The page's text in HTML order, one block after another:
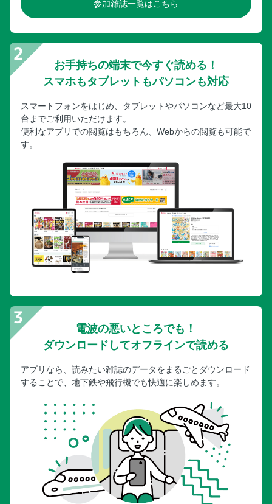
参加雑誌一覧はこちら
お手持ちの端末で今すぐ読める！
スマホもタブレットもパソコンも対応
スマートフォンをはじめ、タブレットやパソコンなど最大10
台までご利用いただけます。
便利なアプリでの閲覧はもちろん、Webからの閲覧も可能で
す。
電波の悪いところでも！
ダウンロードしてオフラインで読める
アプリなら、読みたい雑誌のデータをまるごとダウンロード
することで、地下鉄や飛行機でも快適に楽しめます。